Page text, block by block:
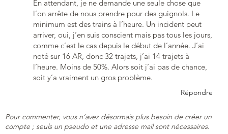
En attendant, je ne demande une seule chose que
l’on arrête de nous prendre pour des guignols. Le
minimum est des trains à l’heure. Un incident peut
arriver, oui, j’en suis conscient mais pas tous les jours,
comme c’est le cas depuis le début de l’année. J’ai
noté sur 16 AR, donc 32 trajets, j’ai 14 trajets à
l’heure. Moins de 50%. Alors soit j’ai pas de chance,
soit y’a vraiment un gros problème.
Répondre
Pour commenter, vous n’avez désormais plus besoin de créer un
compte ; seuls un pseudo et une adresse mail sont nécessaires.